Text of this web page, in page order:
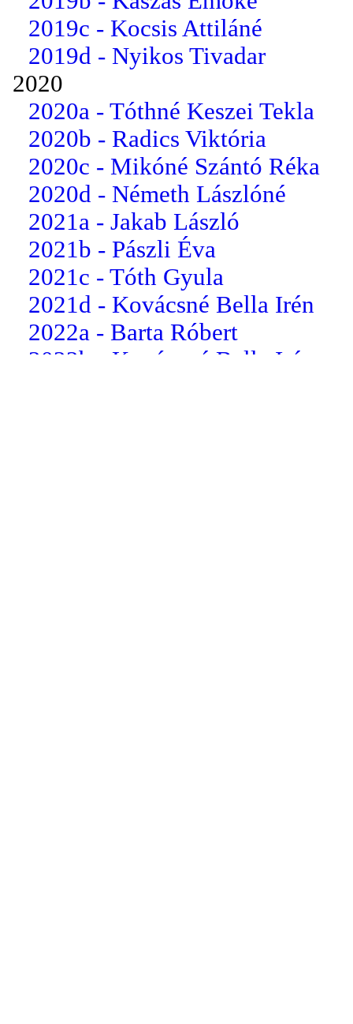
2019c - Kocsis Attiláné
2019d - Nyikos Tivadar
2020
2020a - Tóthné Keszei Tekla
2020b - Radics Viktória
2020c - Mikóné Szántó Réka
2020d - Németh Lászlóné
2021a - Jakab László
2021b - Pászli Éva
2021c - Tóth Gyula
2021d - Kovácsné Bella Irén
2022a - Barta Róbert
2022b - Kovácsné Bella Irén